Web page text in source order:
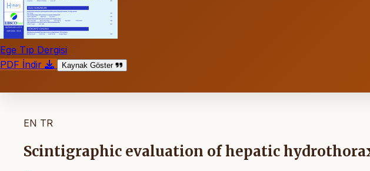
Ege Tıp Dergisi
PDF İndir
Kaynak Göster
EN TR
Scintigraphic evaluation of hepatic